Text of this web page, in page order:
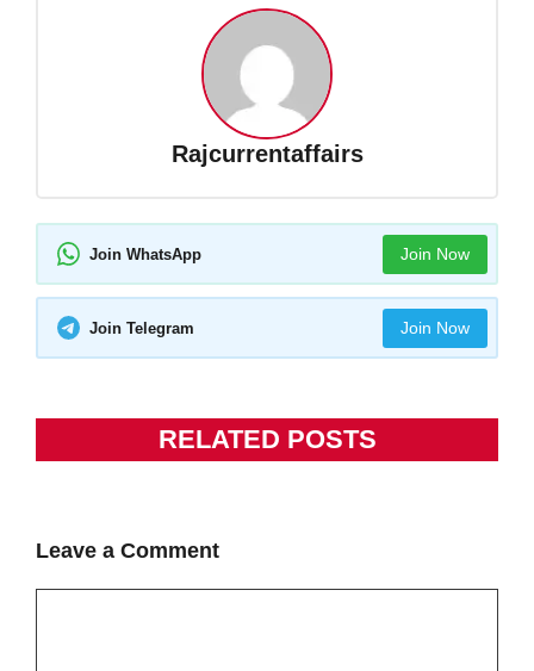
Rajcurrentaffairs
Join WhatsApp Join Now
Join Telegram Join Now
RELATED POSTS
Leave a Comment